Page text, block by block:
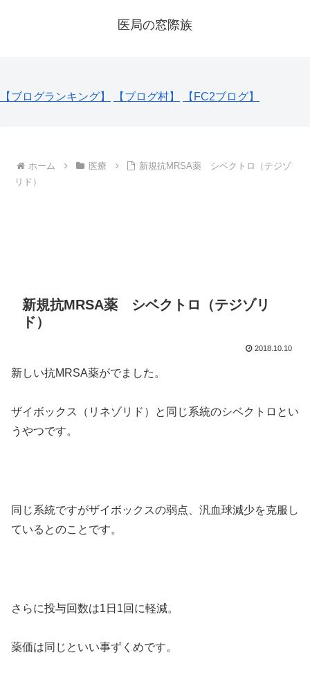
医局の窓際族
【ブログランキング】 【ブログ村】 【FC2ブログ】
ホーム 医療
新規抗MRSA薬 シベクトロ（テジゾ
リド）
新規抗MRSA薬 シベクトロ（テジゾリ
ド）
2018.10.10
新しい抗MRSA薬がでました。
ザイボックス（リネゾリド）と同じ系統のシベクトロとい
うやつです。
同じ系統ですがザイボックスの弱点、汎血球減少を克服し
ているとのことです。
さらに投与回数は1日1回に軽減。
薬価は同じといい事ずくめです。